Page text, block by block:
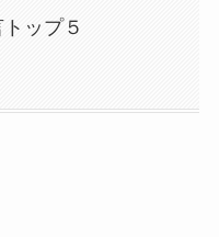
ップ５